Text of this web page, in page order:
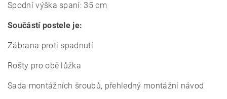
Spodní výška spaní: 35 cm
Součástí postele je:
Zábrana proti spadnutí
Rošty pro obě lůžka
Sada montážních šroubů, přehledný montážní návod